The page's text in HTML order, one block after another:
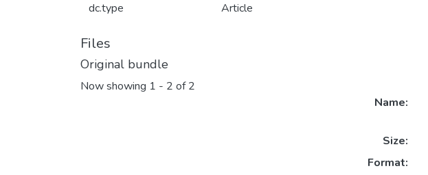
dc.type Article
Files
Original bundle
Now showing 1 - 2 of 2
Name:
Size:
Format: